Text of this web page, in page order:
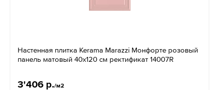
Настенная плитка Kerama Marazzi Монфорте розовый
панель матовый 40x120 см ректификат 14007R
3'406 р./м2